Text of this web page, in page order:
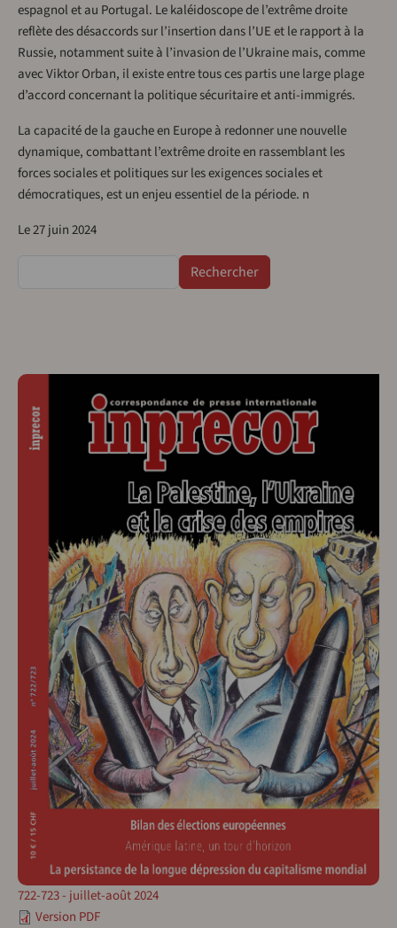
espagnol et au Portugal. Le kaléidoscope de l’extrême droite
reflète des désaccords sur l’insertion dans l’UE et le rapport à la
Russie, notamment suite à l’invasion de l’Ukraine mais, comme
avec Viktor Orban, il existe entre tous ces partis une large plage
d’accord concernant la politique sécuritaire et anti-immigrés.
La capacité de la gauche en Europe à redonner une nouvelle
dynamique, combattant l’extrême droite en rassemblant les
forces sociales et politiques sur les exigences sociales et
démocratiques, est un enjeu essentiel de la période. n
Le 27 juin 2024
722-723 - juillet-août 2024
Version PDF